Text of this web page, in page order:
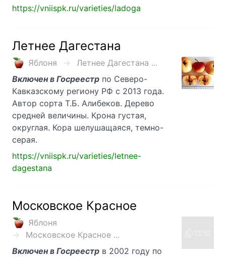
https://vniispk.ru/varieties/ladoga
Летнее Дагестана
Яблоня
Летнее Дагестана ...
Включен в Госреестр по Северо-
Кавказскому региону РФ с 2013 года.
Автор сорта Т.Б. Алибеков. Дерево
средней величины. Крона густая,
округлая. Кора шелушащаяся, темно-
серая.
https://vniispk.ru/varieties/letnee-
dagestana
Московское Красное
Яблоня
Московское Красное ...
Включен в Госреестр в 2002 году по